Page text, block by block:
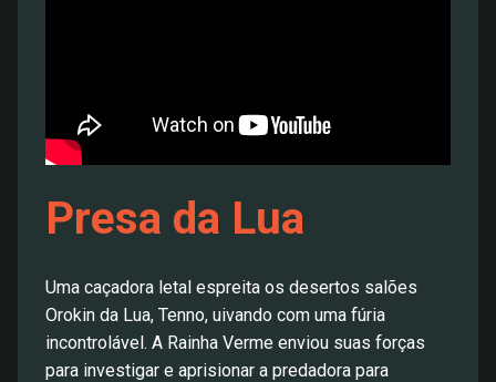
Presa da Lua
Uma caçadora letal espreita os desertos salões
Orokin da Lua, Tenno, uivando com uma fúria
incontrolável. A Rainha Verme enviou suas forças
para investigar e aprisionar a predadora para